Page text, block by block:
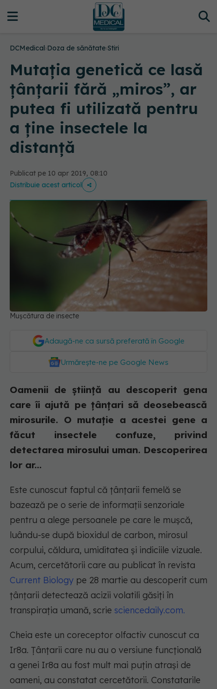
DCMedical›Doza de sănătate›Stiri
Mutația genetică ce lasă
țânțarii fără „miros”, ar
putea fi utilizată pentru
a ține insectele la
distanță
Publicat pe 10 apr 2019, 08:10
Distribuie acest articol
Mușcătura de insecte
Adaugă-ne ca sursă preferată în Google
Urmărește-ne pe Google News
Oamenii de știință au descoperit gena
care îi ajută pe țânțari să deosebească
mirosurile. O mutație a acestei gene a
făcut insectele confuze, privind
detectarea mirosului uman. Descoperirea
lor ar...
Este cunoscut faptul că țânțarii femelă se
bazează pe o serie de informații senzoriale
pentru a alege persoanele pe care le mușcă,
luându-se după bioxidul de carbon, mirosul
corpului, căldura, umiditatea și indiciile vizuale.
Acum, cercetătorii care au publicat în revista
Current Biology pe 28 martie au descoperit cum
țânțarii detectează acizii volatili găsiți în
transpirația umană, scrie sciencedaily.com.
Cheia este un coreceptor olfactiv cunoscut ca
Ir8a. Țânțarii care nu au o versiune funcțională
a genei Ir8a au fost mult mai puțin atrași de
oameni, au constatat cercetătorii. Constatarile